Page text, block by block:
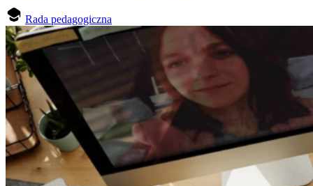
Rada pedagogiczna